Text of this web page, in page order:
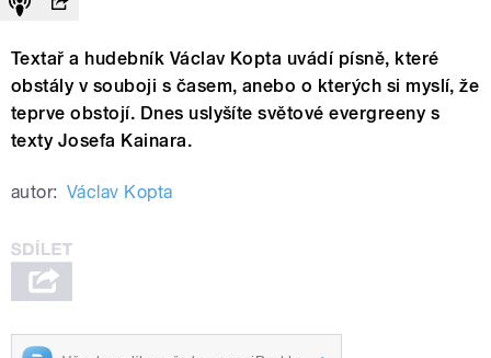
Textař a hudebník Václav Kopta uvádí písně, které
obstály v souboji s časem, anebo o kterých si myslí, že
teprve obstojí. Dnes uslyšíte světové evergreeny s
texty Josefa Kainara.
autor: Václav Kopta